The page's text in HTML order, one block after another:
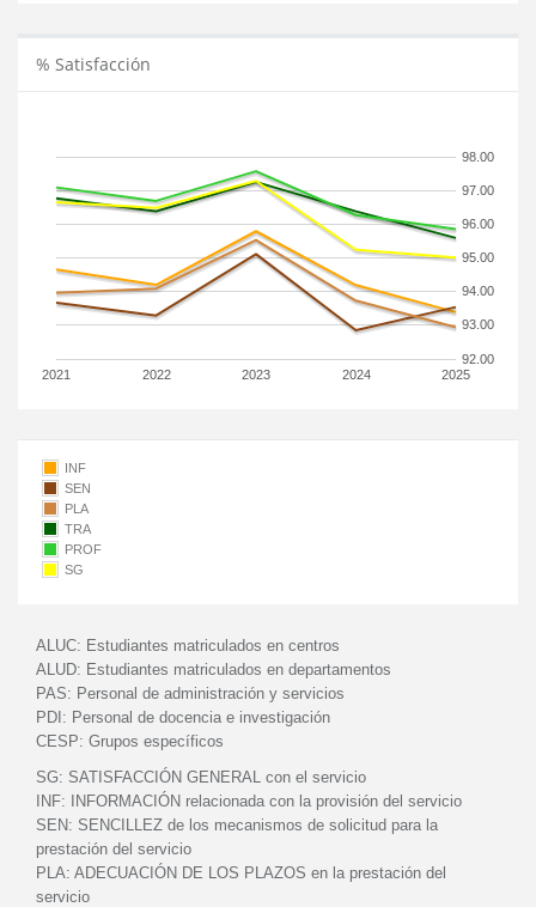
% Satisfacción
2021 2022 2023 2024 2025
92.00
93.00
94.00
95.00
96.00
97.00
98.00
INF
SEN
PLA
TRA
PROF
SG
ALUC: Estudiantes matriculados en centros
ALUD: Estudiantes matriculados en departamentos
PAS: Personal de administración y servicios
PDI: Personal de docencia e investigación
CESP: Grupos específicos
SG: SATISFACCIÓN GENERAL con el servicio
INF:
INFORMACIÓN relacionada con la provisión del servicio
SEN: SENCILLEZ de los mecanismos de solicitud para la
prestación del servicio
PLA: ADECUACIÓN DE LOS PLAZOS en la prestación del
servicio